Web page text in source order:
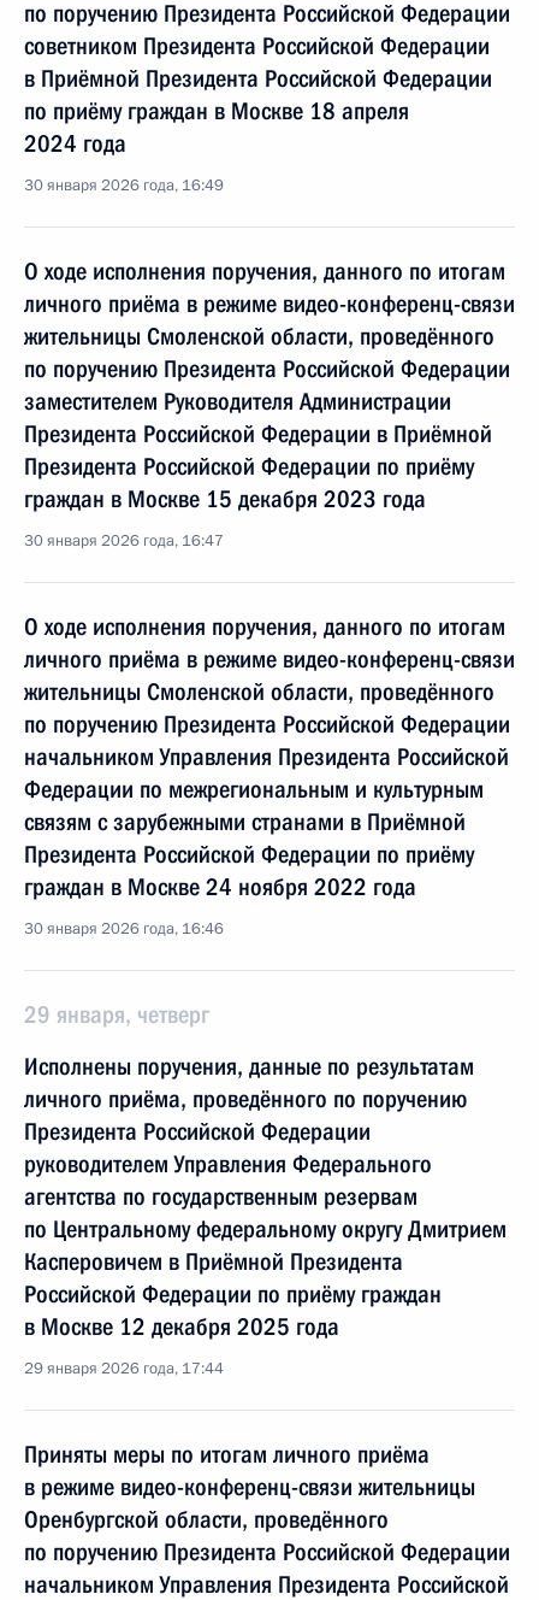
по поручению Президента Российской Федерации
советником Президента Российской Федерации
в Приёмной Президента Российской Федерации
по приёму граждан в Москве 18 апреля
2024 года
30 января 2026 года, 16:49
О ходе исполнения поручения, данного по итогам
личного приёма в режиме видео-конференц-связи
жительницы Смоленской области, проведённого
по поручению Президента Российской Федерации
заместителем Руководителя Администрации
Президента Российской Федерации в Приёмной
Президента Российской Федерации по приёму
граждан в Москве 15 декабря 2023 года
30 января 2026 года, 16:47
О ходе исполнения поручения, данного по итогам
личного приёма в режиме видео-конференц-связи
жительницы Смоленской области, проведённого
по поручению Президента Российской Федерации
начальником Управления Президента Российской
Федерации по межрегиональным и культурным
связям с зарубежными странами в Приёмной
Президента Российской Федерации по приёму
граждан в Москве 24 ноября 2022 года
30 января 2026 года, 16:46
29 января, четверг
Исполнены поручения, данные по результатам
личного приёма, проведённого по поручению
Президента Российской Федерации
руководителем Управления Федерального
агентства по государственным резервам
по Центральному федеральному округу Дмитрием
Касперовичем в Приёмной Президента
Российской Федерации по приёму граждан
в Москве 12 декабря 2025 года
29 января 2026 года, 17:44
Приняты меры по итогам личного приёма
в режиме видео-конференц-связи жительницы
Оренбургской области, проведённого
по поручению Президента Российской Федерации
начальником Управления Президента Российской